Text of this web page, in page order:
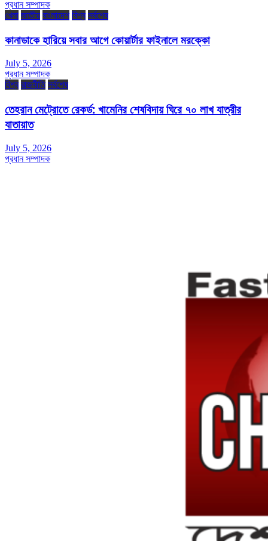
প্রধান সম্পাদক
খেলা জাতীয় বাংলাদেশ বিশ্ব সর্বশেষ
কানাডাকে হারিয়ে সবার আগে কোয়ার্টার ফাইনালে মরক্কো
July 5, 2026
প্রধান সম্পাদক
বিশ্ব রাজনীতি সর্বশেষ
তেহরান মেট্রোতে রেকর্ড: খামেনির শেষবিদায় ঘিরে ৭০ লাখ যাত্রীর
যাতায়াত
July 5, 2026
প্রধান সম্পাদক